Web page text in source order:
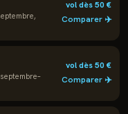
vol dès50€
Comparer ✈️
vol dès50€
Comparer ✈️